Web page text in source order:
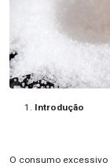
Introdução
O consumo